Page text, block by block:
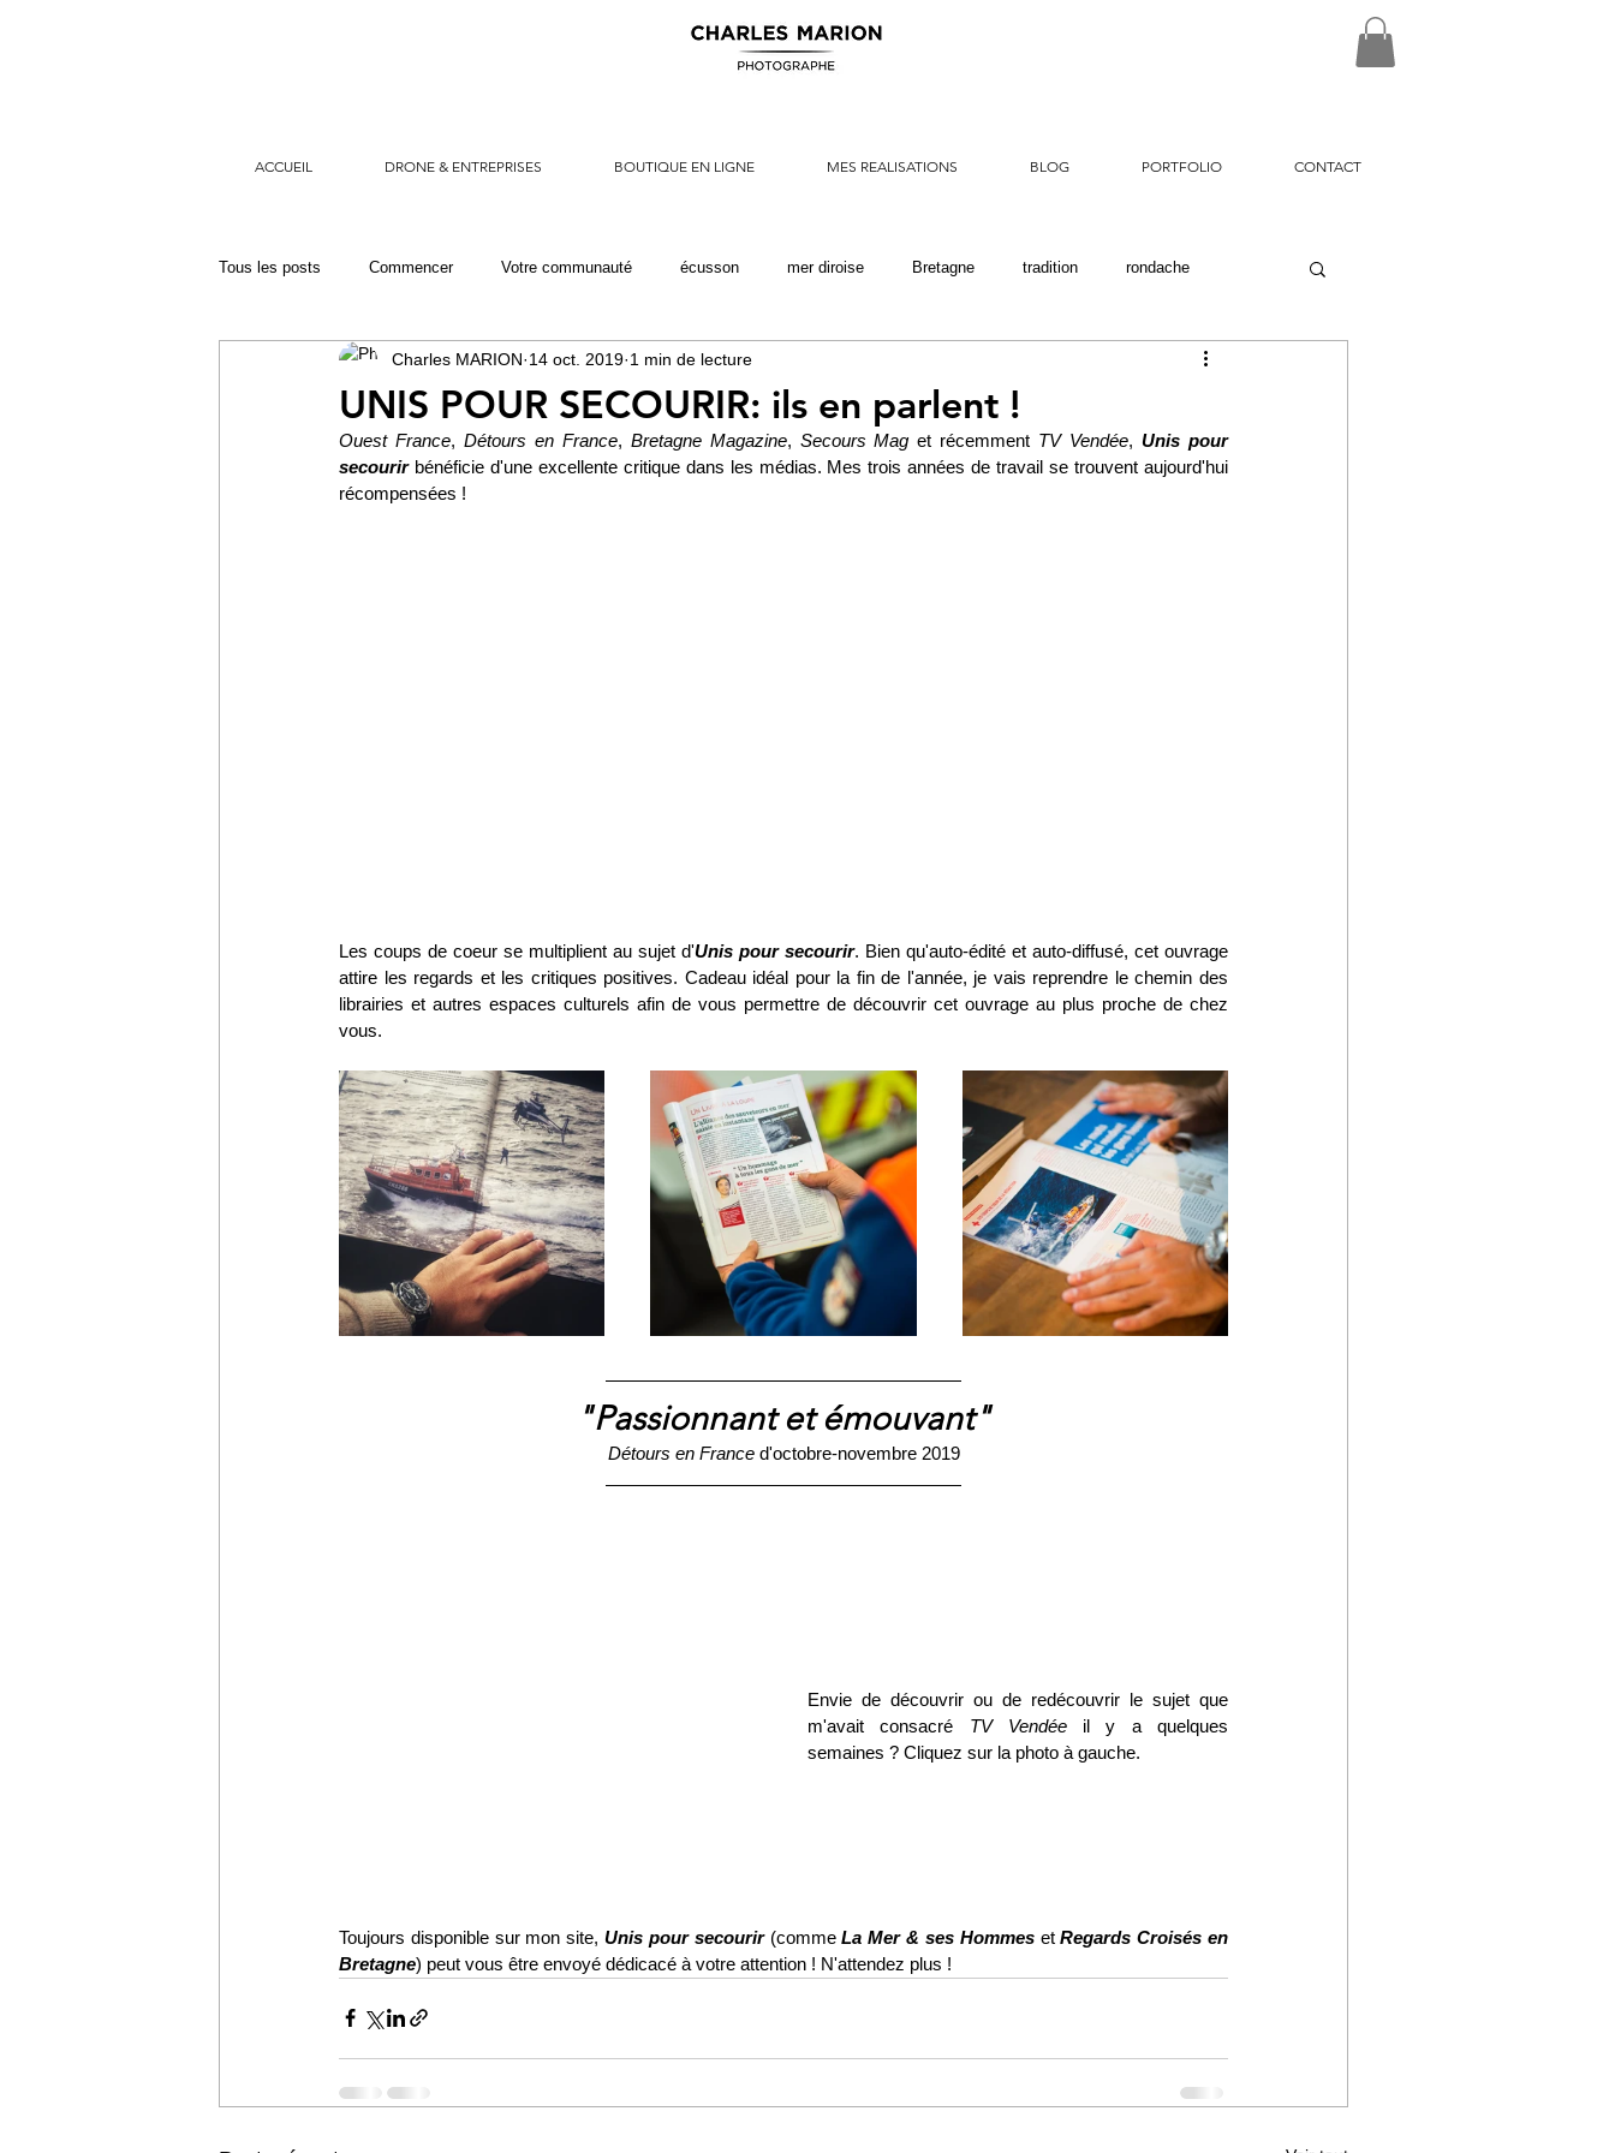
ACCUEIL DRONE & ENTREPRISES BOUTIQUE EN LIGNE MES REALISATIONS BLOG PORTFOLIO CONTACT
Tous les posts Commencer Votre communauté écusson mer diroise Bretagne tradition rondache
sécurité civile sauvetage rescue marine nationale
UNIS POUR SECOURIR: ils en parlent !
Charles MARION 14 oct. 2019 1 min de lecture
Ouest France, Détours en France, Bretagne Magazine, Secours Mag et récemment TV Vendée, Unis pour
secourir bénéficie d'une excellente critique dans les médias. Mes trois années de travail se trouvent aujourd'hui
récompensées !
Les coups de coeur se multiplient au sujet d'Unis pour secourir. Bien qu'auto-édité et auto-diffusé, cet ouvrage
attire les regards et les critiques positives. Cadeau idéal pour la fin de l'année, je vais reprendre le chemin des
librairies et autres espaces culturels afin de vous permettre de découvrir cet ouvrage au plus proche de chez
vous.
"Passionnant et émouvant"
Détours en France d'octobre-novembre 2019
Envie de découvrir ou de redécouvrir le sujet que
m'avait consacré TV Vendée il y a quelques
semaines ? Cliquez sur la photo à gauche.
Toujours disponible sur mon site, Unis pour secourir (comme La Mer & ses Hommes et Regards Croisés en
Bretagne) peut vous être envoyé dédicacé à votre attention ! N'attendez plus !